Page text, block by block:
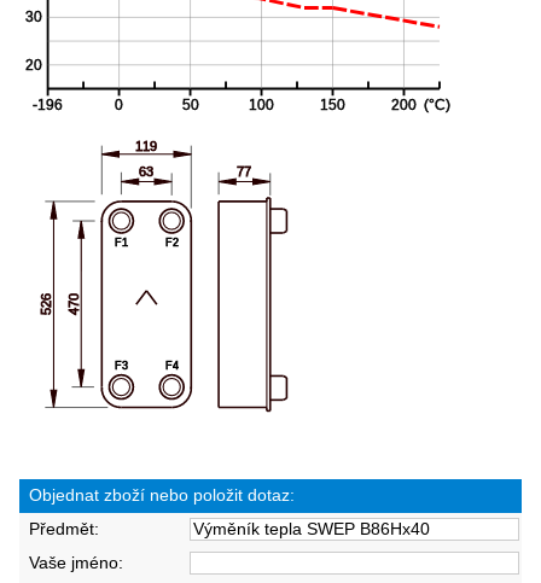
Objednat zboží nebo položit dotaz:
Předmět:
Vaše jméno: